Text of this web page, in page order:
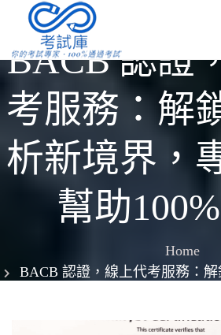
content
BACB 認證
考服務：解
析新境界，
幫助
Home
BACB 認證，線上代考服務：解